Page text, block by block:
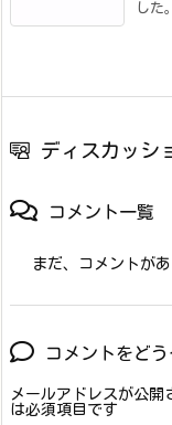
した
ディスカッシ
コメント一覧
まだ、コメントが
コメントをどう
メールアドレスが公開
は必須項目です